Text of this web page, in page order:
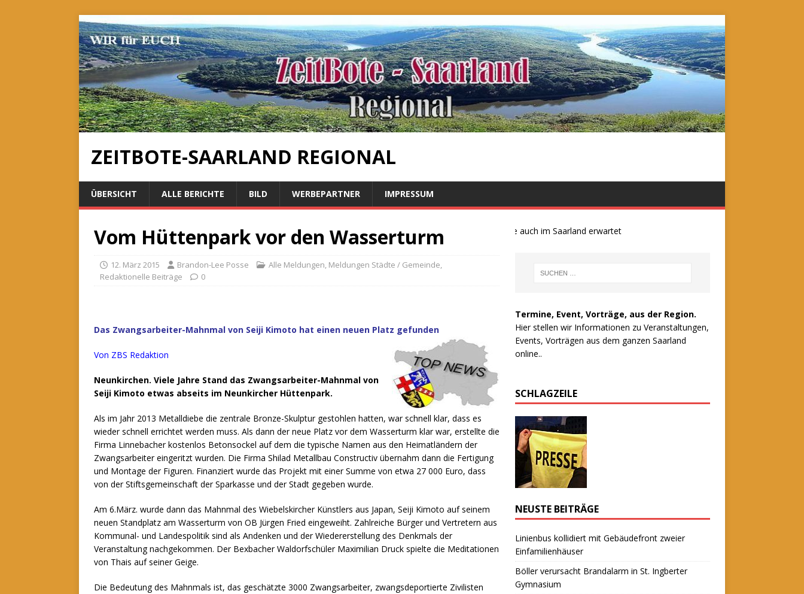
ZEITBOTE-SAARLAND REGIONAL
ÜBERSICHT ALLE BERICHTE BILD WERBEPARTNER IMPRESSUM
Vom Hüttenpark vor den Wasserturm
12. März 2015 Brandon-Lee Posse Alle Meldungen, Meldungen Städte / Gemeinde,
Redaktionelle Beiträge
0
Das Zwangsarbeiter-Mahnmal von Seiji Kimoto hat einen neuen Platz gefunden
Von ZBS Redaktion
Neunkirchen. Viele Jahre Stand das Zwangsarbeiter-Mahnmal von
Seiji Kimoto etwas abseits im Neunkircher Hüttenpark.
Als im Jahr 2013 Metalldiebe die zentrale Bronze-Skulptur gestohlen hatten, war schnell klar, dass es
wieder schnell errichtet werden muss. Als dann der neue Platz vor dem Wasserturm klar war, erstellte die
Firma Linnebacher kostenlos Betonsockel auf dem die typische Namen aus den Heimatländern der
Zwangsarbeiter eingeritzt wurden. Die Firma Shilad Metallbau Constructiv übernahm dann die Fertigung
und Montage der Figuren. Finanziert wurde das Projekt mit einer Summe von etwa 27 000 Euro, dass
von der Stiftsgemeinschaft der Sparkasse und der Stadt gegeben wurde.
Am 6.März. wurde dann das Mahnmal des Wiebelskircher Künstlers aus Japan, Seiji Kimoto auf seinem
neuen Standplatz am Wasserturm von OB Jürgen Fried eingeweiht. Zahlreiche Bürger und Vertretern aus
Kommunal- und Landespolitik sind als Andenken und der Wiedererstellung des Denkmals der
Veranstaltung nachgekommen. Der Bexbacher Waldorfschüler Maximilian Druck spielte die Meditationen
von Thais auf seiner Geige.
Die Bedeutung des Mahnmals ist, das geschätzte 3000 Zwangsarbeiter, zwangsdeportierte Zivilisten
Bauernproteste auch im Saarland erwartet
Termine, Event, Vorträge, aus der Region.
Hier stellen wir Informationen zu Veranstaltungen,
Events, Vorträgen aus dem ganzen Saarland
online..
SCHLAGZEILE
NEUSTE BEITRÄGE
Linienbus kollidiert mit Gebäudefront zweier
Einfamilienhäuser
Böller verursacht Brandalarm in St. Ingberter
Gymnasium